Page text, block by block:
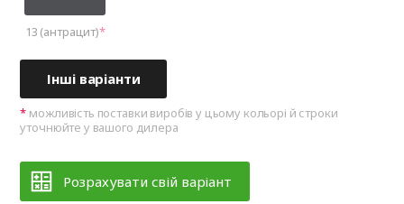
13 (антрацит)
Інші варіанти
можливість поставки виробів у цьому кольорі й строки
уточнюйте у вашого дилера
Розрахувати свій варіант